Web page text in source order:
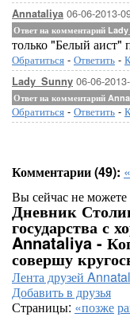
Annataliya 06-06-2013-
Ответ на комментарий
только "Белый аист"
Обратиться - Ответить -
Lady_Sunny 06-06-
Ответ на комментарий
Обратиться - Ответить -
Комментарии (49):
Вы сейчас не
Дневник
государства с
Annataliya -
совершу
Лента друзей
Добавить в друзья
Страницы: «позже